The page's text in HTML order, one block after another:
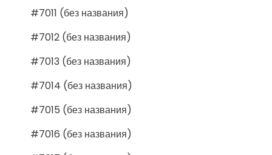
#7011 (без названия)
#7012 (без названия)
#7013 (без названия)
#7014 (без названия)
#7015 (без названия)
#7016 (без названия)